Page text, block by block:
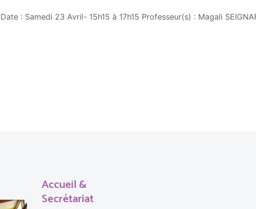
: Samedi 23 Avril- 15h15 à 17h15 Professeur(s) : Magali
Accueil &
Secrétariat